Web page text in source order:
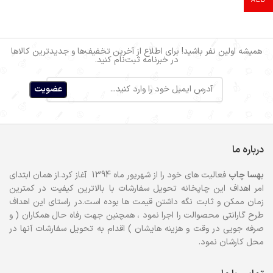
همیشه اولین نفر باشید! برای اطلاع از آخرین تخفیف‌ها و جدیدترین کالاها
در خبرنامه ثبت‌نام کنید.
درباره ما
بهساچاپ
فعالیت های خود را از شهریور ماه 1394 آغاز کرد.از همان ابتدای
امر اهداف این چاپخانه تحویل سفارشات با بالاترین کیفیت در کمترین
زمان ممکن و ثابت نگه داشتن قیمت ها بوده است.در راستای این اهداف
طرح گارانتی محصوالت را اجرا نمود ، همچنین جهت رفاه حال همکاران ( و
صرفه جویی در وقت و هزینه هایشان ) اقدام به تحویل سفارشات آنها در
محل کارشان نمود.